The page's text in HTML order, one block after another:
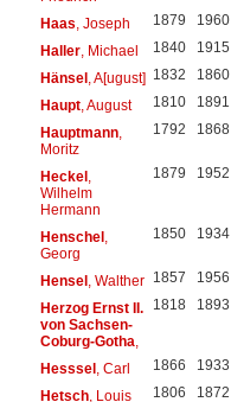
Haas , Joseph 1879 1960
Haller, Michael 1840 1915
Hänsel, A[ugust] 1832 1860
Haupt, August 1810 1891
Hauptmann,
Moritz
1792 1868
Heckel,
Wilhelm
Hermann
1879 1952
Henschel,
Georg
1850 1934
Hensel, Walther 1857 1956
Herzog Ernst II.
von Sachsen-
Coburg-Gotha
1818 1893
Hesssel, Carl 1866 1933
Hetsch, Louis 1806 1872